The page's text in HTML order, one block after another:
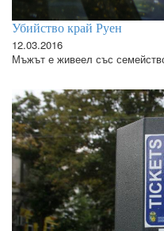
Убийство край Руен
12.03.2016
Мъжът е живеел със